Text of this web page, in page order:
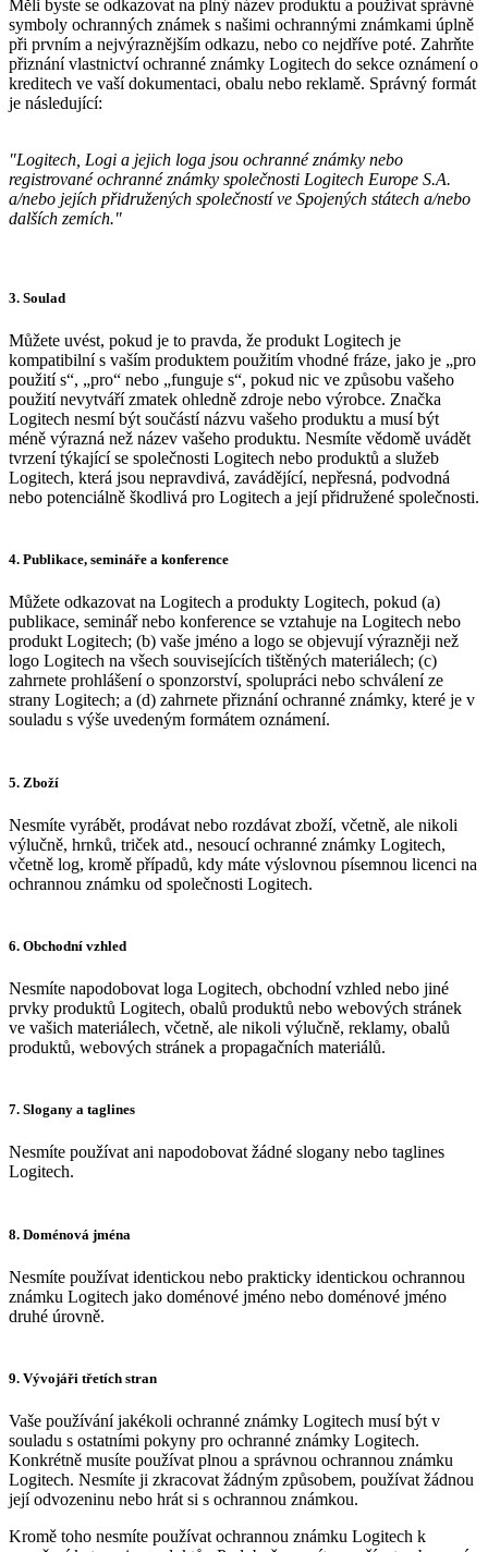
Měli byste se odkazovat na plný název produktu a používat správné
symboly ochranných známek s našimi ochrannými známkami úplně
při prvním a nejvýraznějším odkazu, nebo co nejdříve poté. Zahrňte
přiznání vlastnictví ochranné známky Logitech do sekce oznámení o
kreditech ve vaší dokumentaci, obalu nebo reklamě. Správný formát
je následující:
"Logitech, Logi a jejich loga jsou ochranné známky nebo
registrované ochranné známky společnosti Logitech Europe S.A.
a/nebo jejích přidružených společností ve Spojených státech a/nebo
dalších zemích."
3. Soulad
Můžete uvést, pokud je to pravda, že produkt Logitech je
kompatibilní s vaším produktem použitím vhodné fráze, jako je „pro
použití s“, „pro“ nebo „funguje s“, pokud nic ve způsobu vašeho
použití nevytváří zmatek ohledně zdroje nebo výrobce. Značka
Logitech nesmí být součástí názvu vašeho produktu a musí být
méně výrazná než název vašeho produktu. Nesmíte vědomě uvádět
tvrzení týkající se společnosti Logitech nebo produktů a služeb
Logitech, která jsou nepravdivá, zavádějící, nepřesná, podvodná
nebo potenciálně škodlivá pro Logitech a její přidružené společnosti.
4. Publikace, semináře a konference
Můžete odkazovat na Logitech a produkty Logitech, pokud (a)
publikace, seminář nebo konference se vztahuje na Logitech nebo
produkt Logitech; (b) vaše jméno a logo se objevují výrazněji než
logo Logitech na všech souvisejících tištěných materiálech; (c)
zahrnete prohlášení o sponzorství, spolupráci nebo schválení ze
strany Logitech; a (d) zahrnete přiznání ochranné známky, které je v
souladu s výše uvedeným formátem oznámení.
5. Zboží
Nesmíte vyrábět, prodávat nebo rozdávat zboží, včetně, ale nikoli
výlučně, hrnků, triček atd., nesoucí ochranné známky Logitech,
včetně log, kromě případů, kdy máte výslovnou písemnou licenci na
ochrannou známku od společnosti Logitech.
6. Obchodní vzhled
Nesmíte napodobovat loga Logitech, obchodní vzhled nebo jiné
prvky produktů Logitech, obalů produktů nebo webových stránek
ve vašich materiálech, včetně, ale nikoli výlučně, reklamy, obalů
produktů, webových stránek a propagačních materiálů.
7. Slogany a taglines
Nesmíte používat ani napodobovat žádné slogany nebo taglines
Logitech.
8. Doménová jména
Nesmíte používat identickou nebo prakticky identickou ochrannou
známku Logitech jako doménové jméno nebo doménové jméno
druhé úrovně.
9. Vývojáři třetích stran
Vaše používání jakékoli ochranné známky Logitech musí být v
souladu s ostatními pokyny pro ochranné známky Logitech.
Konkrétně musíte používat plnou a správnou ochrannou známku
Logitech. Nesmíte ji zkracovat žádným způsobem, používat žádnou
její odvozeninu nebo hrát si s ochrannou známkou.
Kromě toho nesmíte používat ochrannou známku Logitech k